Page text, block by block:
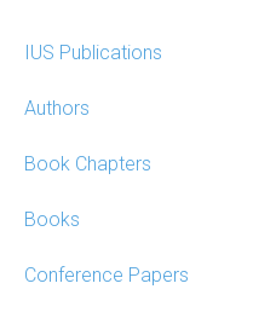
IUS Publications
Authors
Book Chapters
Books
Conference Papers